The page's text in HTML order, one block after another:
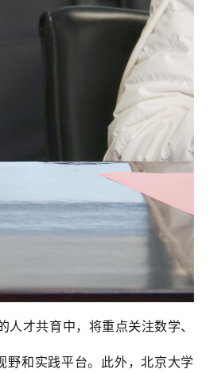
才共育中，将重点关注数学、
野和实践平台。此外，北京大学